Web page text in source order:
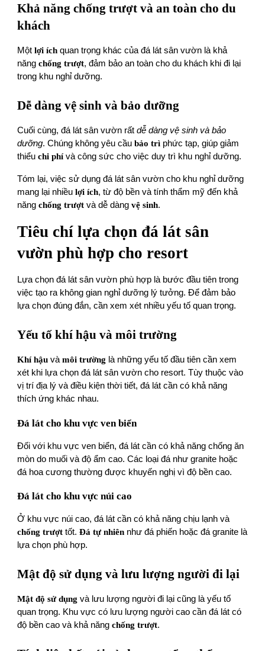
Khả năng chống trượt và an toàn cho du
khách
Mộtlợi ích quan trọng khác của đá lát sân vườn là khả
năngchống trượt, đảm bảo an toàn cho du khách khi đi lại
trong khu nghỉ dưỡng.
Dễ dàng vệ sinh và bảo dưỡng
Cuối cùng, đá lát sân vườn rấtdễ dàng vệ sinh và bảo
dưỡng. Chúng không yêu cầubảo trì phức tạp, giúp giảm
thiểuchi phívà công sức cho việc duy trì khu nghỉ dưỡng.
Tóm lại, việc sử dụng đá lát sân vườn cho khu nghỉ dưỡng
mang lại nhiềulợi ích, từ độ bền và tính thẩm mỹ đến khả
năngchống trượt và dễ dàngvệ sinh.
Tiêu chí lựa chọn đá lát sân
vườn phù hợp cho resort
Lựa chọn đá lát sân vườn phù hợp là bước đầu tiên trong
việc tạo ra không gian nghỉ dưỡng lý tưởng. Để đảm bảo
lựa chọn đúng đắn, cần xem xét nhiều yếu tố quan trọng.
Yếu tố khí hậu và môi trường
Khí hậu vàmôi trường là những yếu tố đầu tiên cần xem
xét khi lựa chọn đá lát sân vườn cho resort. Tùy thuộc vào
vị trí địa lý và điều kiện thời tiết, đá lát cần có khả năng
thích ứng khác nhau.
Đá lát cho khu vực ven biển
Đối với khu vực ven biển, đá lát cần có khả năng chống ăn
mòn do muối và độ ẩm cao. Các loại đá như granite hoặc
đá hoa cương thường được khuyến nghị vì độ bền cao.
Đá lát cho khu vực núi cao
Ở khu vực núi cao, đá lát cần có khả năng chịu lạnh và
chống trượt tốt.Đá tự nhiên như đá phiến hoặc đá granite là
lựa chọn phù hợp.
Mật độ sử dụng và lưu lượng người đi lại
Mật độ sử dụng và lưu lượng người đi lại cũng là yếu tố
quan trọng. Khu vực có lưu lượng người cao cần đá lát có
độ bền cao và khả năngchống trượt.